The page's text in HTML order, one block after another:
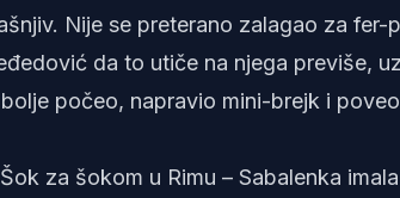
Nije se preterano zalagao za
da to utiče na njega previše,
počeo, napravio mini-brejk i
Šok za šokom u Rimu – Sabalenka